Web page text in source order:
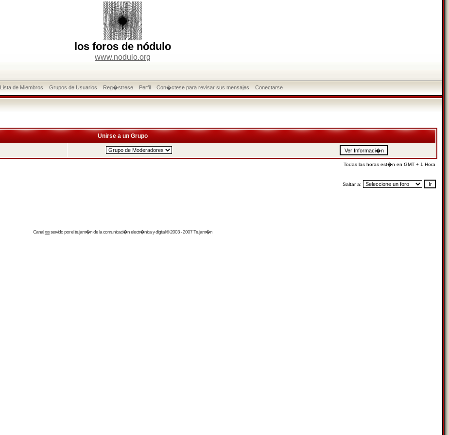
los foros de nódulo
www.nodulo.org
Lista de Miembros Grupos de Usuarios Reg�strese Perfil Con�ctese para revisar sus mensajes Conectarse
Unirse a un Grupo
Todas las horas est�n en GMT + 1 Hora
Saltar a:
Canalrssservido por eltrujam�nde la comunicaci�n electr�nica y digital © 2003 - 2007 Trujam�n